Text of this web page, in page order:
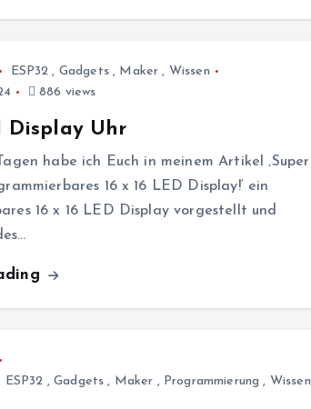
ESP32 , Gadgets, Maker , Wissen
886 views
Display Uhr
habe ich Euch in meinem Artikel ‚Super
16 x 16 LED Display!‘ ein
16 x 16 LED Display vorgestellt und
ESP32 ,Gadgets , Maker , Programmierung , Wissen